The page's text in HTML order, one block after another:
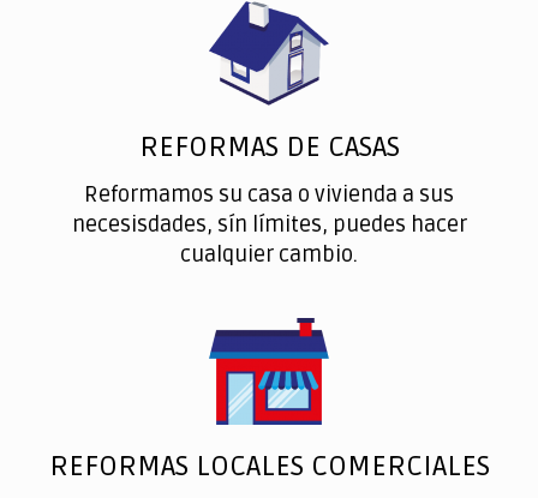
REFORMAS DE CASAS
Reformamos su casa o vivienda a sus
necesisdades, sín límites, puedes hacer
cualquier cambio.
REFORMAS LOCALES COMERCIALES